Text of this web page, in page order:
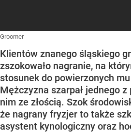
Groomer
Klientów znanego śląskiego
zszokowało nagranie, na
stosunek do powierzonych
Mężczyzna szarpał jednego z
nim ze złością. Szok
że nagrany fryzjer to także
asystent kynologiczny oraz